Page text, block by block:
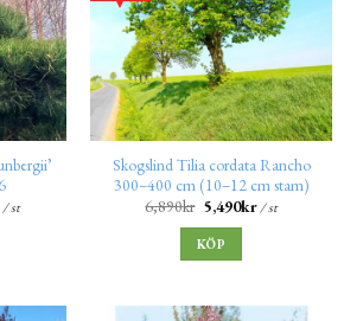
/ st
Skogslind Tilia cordata Rancho
300–400 cm (10–12 cm stam)
6,890kr 5,490kr/ st
KÖP